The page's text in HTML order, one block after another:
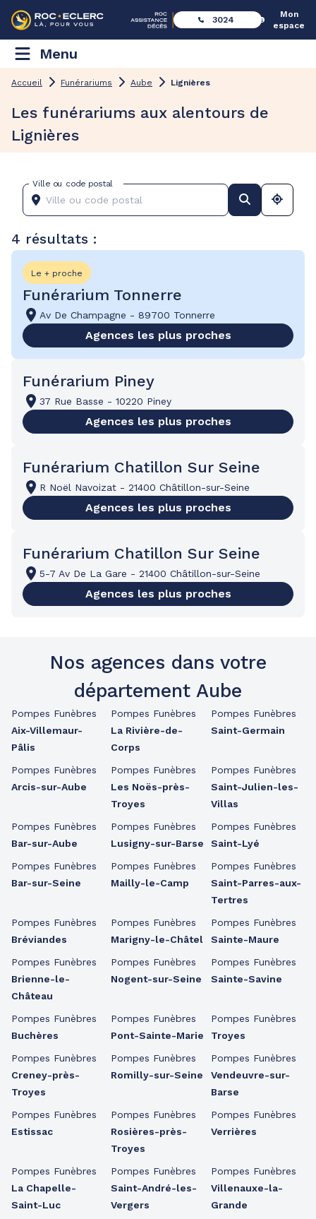
3024
Mon
espace
Menu
Accueil Funérariums Aube Lignières
Les funérariums aux alentours de
Lignières
Ville ou code postal
4 résultats :
Le + proche
Funérarium Tonnerre
Av De Champagne - 89700 Tonnerre
Agences les plus proches
Funérarium Piney
37 Rue Basse - 10220 Piney
Agences les plus proches
Funérarium Chatillon Sur Seine
R Noël Navoizat - 21400 Châtillon-sur-Seine
Agences les plus proches
Funérarium Chatillon Sur Seine
5-7 Av De La Gare - 21400 Châtillon-sur-Seine
Agences les plus proches
Nos agences dans votre
département Aube
Pompes Funèbres
Aix-Villemaur-
Pâlis
Pompes Funèbres
Arcis-sur-Aube
Pompes Funèbres
Bar-sur-Aube
Pompes Funèbres
Bar-sur-Seine
Pompes Funèbres
Bréviandes
Pompes Funèbres
Brienne-le-
Château
Pompes Funèbres
Buchères
Pompes Funèbres
Creney-près-
Troyes
Pompes Funèbres
Estissac
Pompes Funèbres
La Chapelle-
Saint-Luc
Pompes Funèbres
La Rivière-de-
Corps
Pompes Funèbres
Les Noës-près-
Troyes
Pompes Funèbres
Lusigny-sur-Barse
Pompes Funèbres
Mailly-le-Camp
Pompes Funèbres
Marigny-le-Châtel
Pompes Funèbres
Nogent-sur-Seine
Pompes Funèbres
Pont-Sainte-Marie
Pompes Funèbres
Romilly-sur-Seine
Pompes Funèbres
Rosières-près-
Troyes
Pompes Funèbres
Saint-André-les-
Vergers
Pompes Funèbres
Saint-Germain
Pompes Funèbres
Saint-Julien-les-
Villas
Pompes Funèbres
Saint-Lyé
Pompes Funèbres
Saint-Parres-aux-
Tertres
Pompes Funèbres
Sainte-Maure
Pompes Funèbres
Sainte-Savine
Pompes Funèbres
Troyes
Pompes Funèbres
Vendeuvre-sur-
Barse
Pompes Funèbres
Verrières
Pompes Funèbres
Villenauxe-la-
Grande